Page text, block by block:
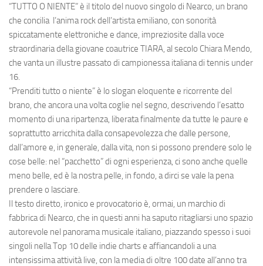
“TUTTO O NIENTE”è il titolo del nuovo singolo di Nearco, un brano
che concilia l’anima rock dell’artista emiliano, con sonorità
spiccatamente elettroniche e dance, impreziosite dalla voce
straordinaria della giovane coautrice TIARA, al secolo Chiara Mendo,
che vanta un illustre passato di campionessa italiana di tennis under
16.
“Prenditi tutto o niente” è lo slogan eloquente e ricorrente del
brano, che ancora una volta coglie nel segno, descrivendo l’esatto
momento di una ripartenza, liberata finalmente da tutte le paure e
soprattutto arricchita dalla consapevolezza che dalle persone,
dall’amore e, in generale, dalla vita, non si possono prendere solo le
cose belle: nel “pacchetto” di ogni esperienza, ci sono anche quelle
meno belle, ed è la nostra pelle, in fondo, a dirci se vale la pena
prendere o lasciare.
Il testo diretto, ironico e provocatorio è, ormai, un marchio di
fabbrica di Nearco, che in questi anni ha saputo ritagliarsi uno spazio
autorevole nel panorama musicale italiano, piazzando spesso i suoi
singoli nella Top 10 delle indie charts e affiancandoli a una
intensissima attività live, con la media di oltre 100 date all’anno tra